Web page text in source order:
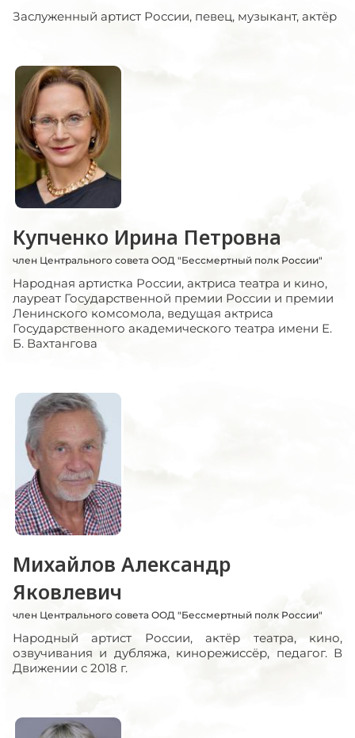
Заслуженный артист России, певец, музыкант, актёр
Купченко Ирина Петровна
член Центрального совета ООД "Бессмертный полк России"
Народная артистка России, актриса театра и кино,
лауреат Государственной премии России и премии
Ленинского комсомола, ведущая актриса
Государственного академического театра имени Е.
Б. Вахтангова
Михайлов Александр
Яковлевич
член Центрального совета ООД "Бессмертный полк России"
Народный артист России, актёр театра, кино,
озвучивания и дубляжа, кинорежиссёр, педагог. В
Движении с 2018 г.